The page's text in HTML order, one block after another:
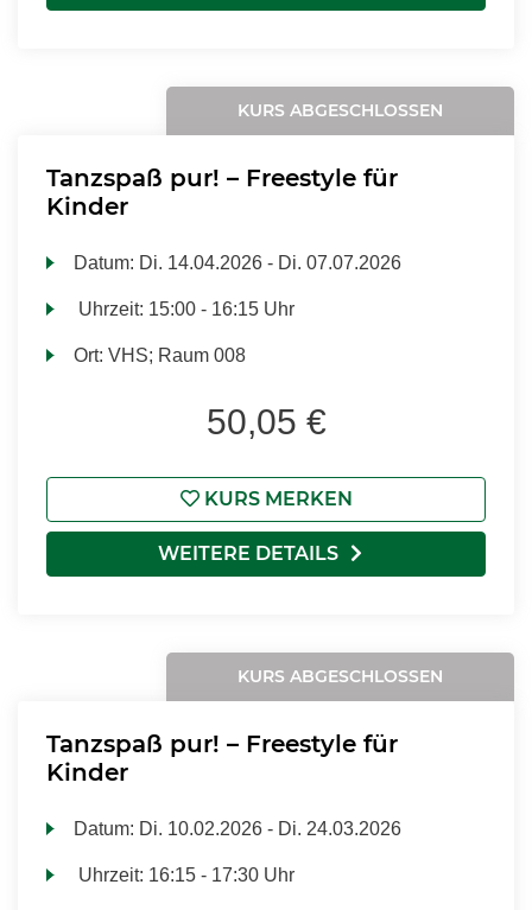
KURS ABGESCHLOSSEN
Tanzspaß pur! – Freestyle für
Kinder
Datum: Di. 14.04.2026 - Di. 07.07.2026
Uhrzeit: 15:00 - 16:15 Uhr
Ort:VHS; Raum 008
50,05 €
KURS MERKEN
WEITERE DETAILS
KURS ABGESCHLOSSEN
Tanzspaß pur! – Freestyle für
Kinder
Datum: Di. 10.02.2026 - Di. 24.03.2026
Uhrzeit: 16:15 - 17:30 Uhr